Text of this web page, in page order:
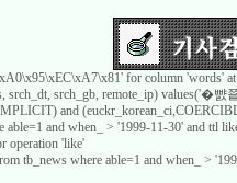
for column 'words'
srch_dt, srch_gb, remote_ip) values('�
and
able=1 and when_ > '1999-11-30' and
operation 'like'
tb_news where able=1 and when_ >